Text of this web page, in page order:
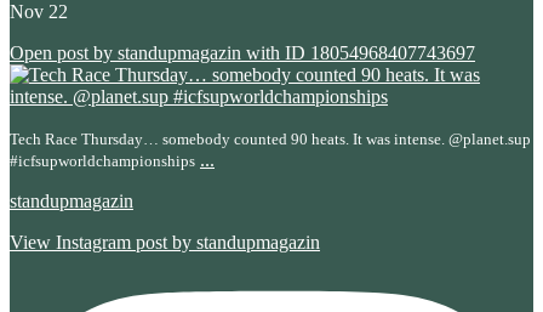
Nov 22
Open post by standupmagazin with ID 18054968407743697
Tech Race Thursday… somebody counted 90 heats. It was intense. @planet.sup
#icfsupworldchampionships ...
standupmagazin
View Instagram post by standupmagazin